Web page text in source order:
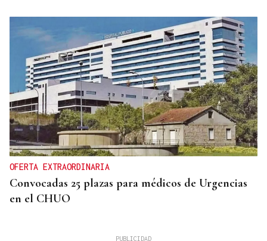
OFERTA EXTRAORDINARIA
Convocadas 25 plazas para médicos de Urgencias
en el CHUO